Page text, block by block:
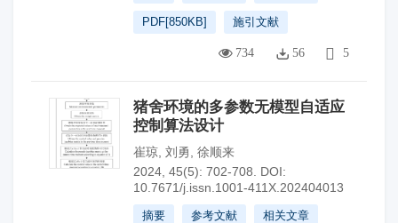
PDF[850KB] 施引文献
734 56 5
猪舍环境的多参数无模型自适应
控制算法设计
崔琼 刘勇
徐顺来
2024, 45(5): 702-708.
DOI:
10.7671/j.issn.1001-411X.202404013
摘要 参考文献 相关文章